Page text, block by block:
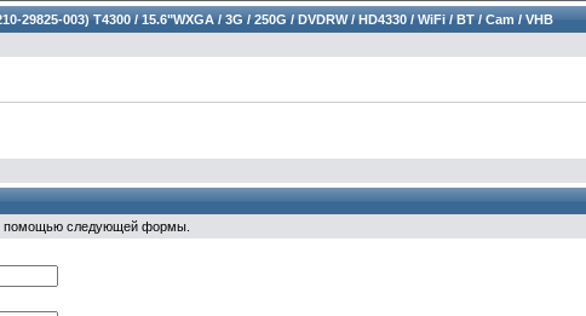
29825-003) T4300 / 15.6"WXGA / 3G / 250G / DVDRW / HD4330 / WiFi / BT / Cam / VHB
помощью следующей формы.